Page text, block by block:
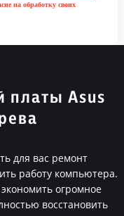
на обработку своих
платы Asus
для вас ремонт
работу компьютера.
огромное
восстановить